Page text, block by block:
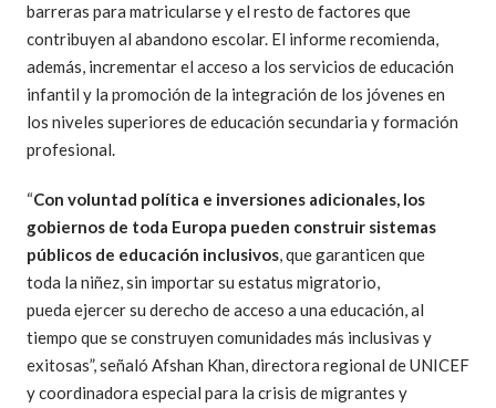
barreras para matricularse y el resto de factores que
contribuyen al abandono escolar. El informe recomienda,
además, incrementar el acceso a los servicios de educación
infantil y la promoción de la integración de los jóvenes en
los niveles superiores de educación secundaria y formación
profesional.
“Con voluntad política e inversiones adicionales, los
gobiernos de toda Europa pueden construir sistemas
públicos de educación inclusivos, que garanticen que
toda la niñez, sin importar su estatus migratorio,
pueda ejercer su derecho de acceso a una educación, al
tiempo que se construyen comunidades más inclusivas y
exitosas”, señaló Afshan Khan, directora regional de UNICEF
y coordinadora especial para la crisis de migrantes y